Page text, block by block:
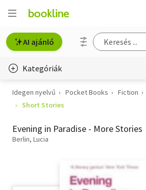
AI ajánló
Kategóriák
Életmód, egészség
Gyermek- és ifjúsági
Idegen nyelvű Pocket Books Fiction
Short Stories
Evening in Paradise - More Stories
Berlin, Lucia